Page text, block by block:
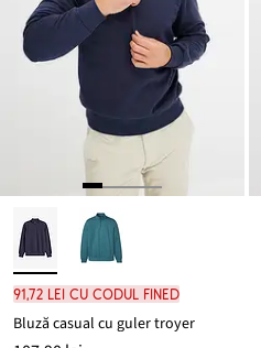
91,72 lei cu codul FINED
Bluză casual cu guler troyer